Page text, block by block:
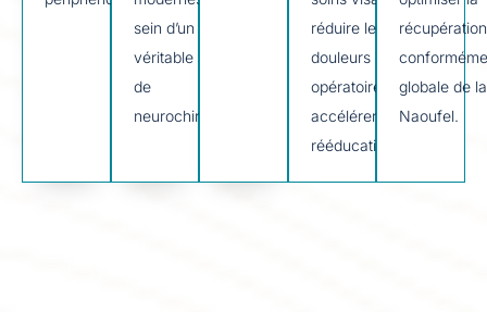
sein d’un
véritable service
de
neurochirurgie.
réduire les
douleurs post-
opératoires et à
accélérer la
rééducation.
globale de
Naoufel.